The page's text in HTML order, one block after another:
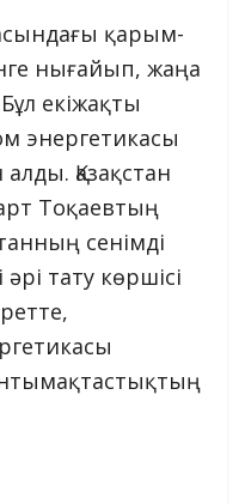
қарым-
нығайып, жаңа
екіжақты
энергетикасы
Қазақстан
Тоқаевтың
сенімді
тату көршісі